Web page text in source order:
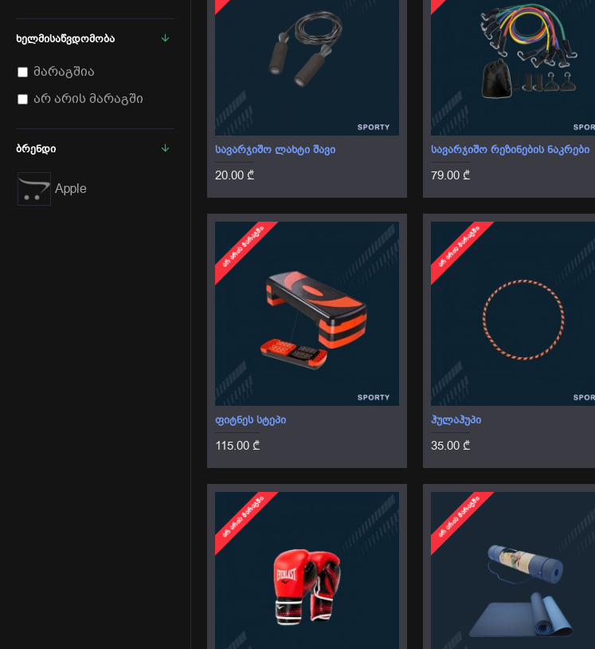
ᲑᲠᲔᲜᲓᲘ
Apple
ᲮᲔᲚᲛᲘᲡᲐᲬᲕᲓᲝᲛᲝᲑᲐ
მარაგშია
არ არის მარაგში
ᲡᲐᲕᲐᲠᲯᲘᲨᲝ ᲚᲐᲮᲢᲘ ᲨᲐᲕᲘ
20.00 ₾
ᲡᲐᲕᲐᲠᲯᲘᲨᲝ ᲠᲔᲖᲘᲜᲔᲑᲘᲡ ᲜᲐᲙᲠᲔᲑᲘ
79.00 ₾
ᲐᲠ ᲐᲠᲘᲡ ᲛᲐᲠᲐᲒᲨᲘ
ᲤᲘᲢᲜᲔᲡ ᲡᲢᲔᲞᲘ
115.00 ₾
ᲐᲠ ᲐᲠᲘᲡ ᲛᲐᲠᲐᲒᲨᲘ
ᲰᲣᲚᲐᲰᲣᲞᲘ
35.00 ₾
ᲐᲠ ᲐᲠᲘᲡ ᲛᲐᲠᲐᲒᲨᲘ ᲐᲠ ᲐᲠᲘᲡ ᲛᲐᲠᲐᲒᲨᲘ